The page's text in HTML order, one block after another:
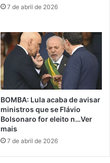
7 de abril de 2026
BOMBA: Lula acaba de avisar
ministros que se Flávio
Bolsonaro for eleito n…Ver
mais
7 de abril de 2026